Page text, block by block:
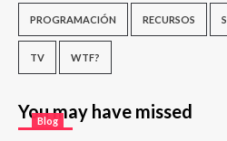
PROGRAMACIÓN RECURSOS
TV WTF?
You may have missed
Blog